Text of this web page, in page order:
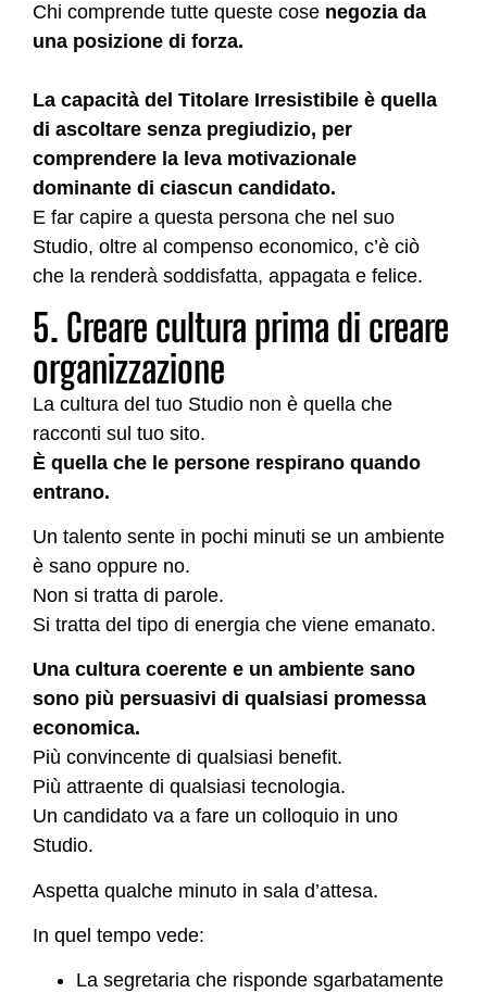
Chi comprende tutte queste cose negozia da
una posizione di forza.
La capacità del Titolare Irresistibile è quella
di ascoltare senza pregiudizio, per
comprendere la leva motivazionale
dominante di ciascun candidato.
E far capire a questa persona che nel suo
Studio, oltre al compenso economico, c’è ciò
che la renderà soddisfatta, appagata e felice.
5. Creare cultura prima di creare
organizzazione
La cultura del tuo Studio non è quella che
racconti sul tuo sito.
È quella che le persone respirano quando
entrano.
Un talento sente in pochi minuti se un ambiente
è sano oppure no.
Non si tratta di parole.
Si tratta del tipo di energia che viene emanato.
Una cultura coerente e un ambiente sano
sono più persuasivi di qualsiasi promessa
economica.
Più convincente di qualsiasi benefit.
Più attraente di qualsiasi tecnologia.
Un candidato va a fare un colloquio in uno
Studio.
Aspetta qualche minuto in sala d’attesa.
In quel tempo vede:
La segretaria che risponde sgarbatamente